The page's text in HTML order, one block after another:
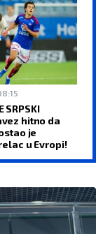
SRPSKI
hitno da
je
u Evropi!